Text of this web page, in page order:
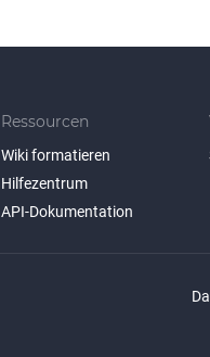
Ressourcen
Wiki formatieren
Hilfezentrum
API-Dokumentation